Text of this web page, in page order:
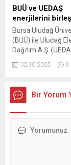
sırasında Meloni’nin
Ginevra
ilgisiyle karşılaştı;
sık sık...
BUÜ ve UEDAŞ
enerjilerini
Bursa Uludağ
(BUÜ) ile Uludağ
Dağıtım A.Ş.
sürdürülebilirlik,
amacıyla bir araya
UEDAŞ Genel
Yardımcısı Prof.
02.10.2025 0
Bir Yorum